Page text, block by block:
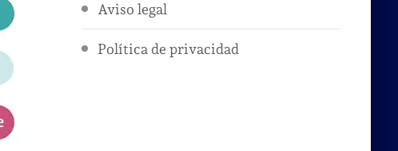
Aviso legal
Política de privacidad